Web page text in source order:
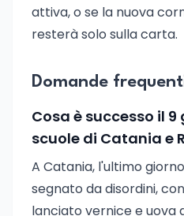
attiva, o se la nuova
resterà solo sulla carta.
Domande
Cosa è successo il
scuole di Catania e
A Catania, l'ultimo
segnato da disordini,
lanciato vernice e uova